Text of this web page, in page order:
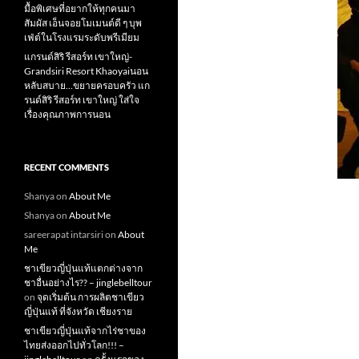
มื้อพิเศษที่อยากให้ทุกคนมา
สัมผัส เอ็นจอยโมเมนต์ดี ๆ บุพ
เฟ่ต์ในโรงแรมระดับพรีเมียม
แกรนด์สิริ​ รีสอร์ท​ เขาใหญ่​-
Grandsiri​ Resort​ Khaoyaiนอน
หลับสบาย…ขยายครอบครัว แก
รนด์สิริ รีสอร์ท เขาใหญ่ ใส่ใจ
เรื่องคุณภาพการนอน
RECENT COMMENTS
Shanyaon About Me
Shanyaon About Me
sareerapat intarsirion About
Me
ชาเขียวญี่ปุ่นแท้แตกต่างจาก
ชาอื่นอย่างไร?? – jinglebelltour
on จุดเริ่มต้น การผลิตชาเขียว
ญี่ปุ่นแท้ ที่จังหวัด เชียงราย
ชาเขียวญี่ปุ่นแท้จากไร่ชาของ
ไทยส่งออกไปทั่วโลก!!! –